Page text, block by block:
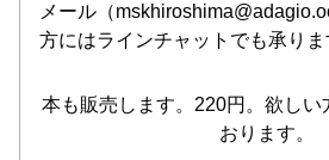
メール（
方にはラインチャットでも承りま
本も販売します。220円。欲しい
おります。